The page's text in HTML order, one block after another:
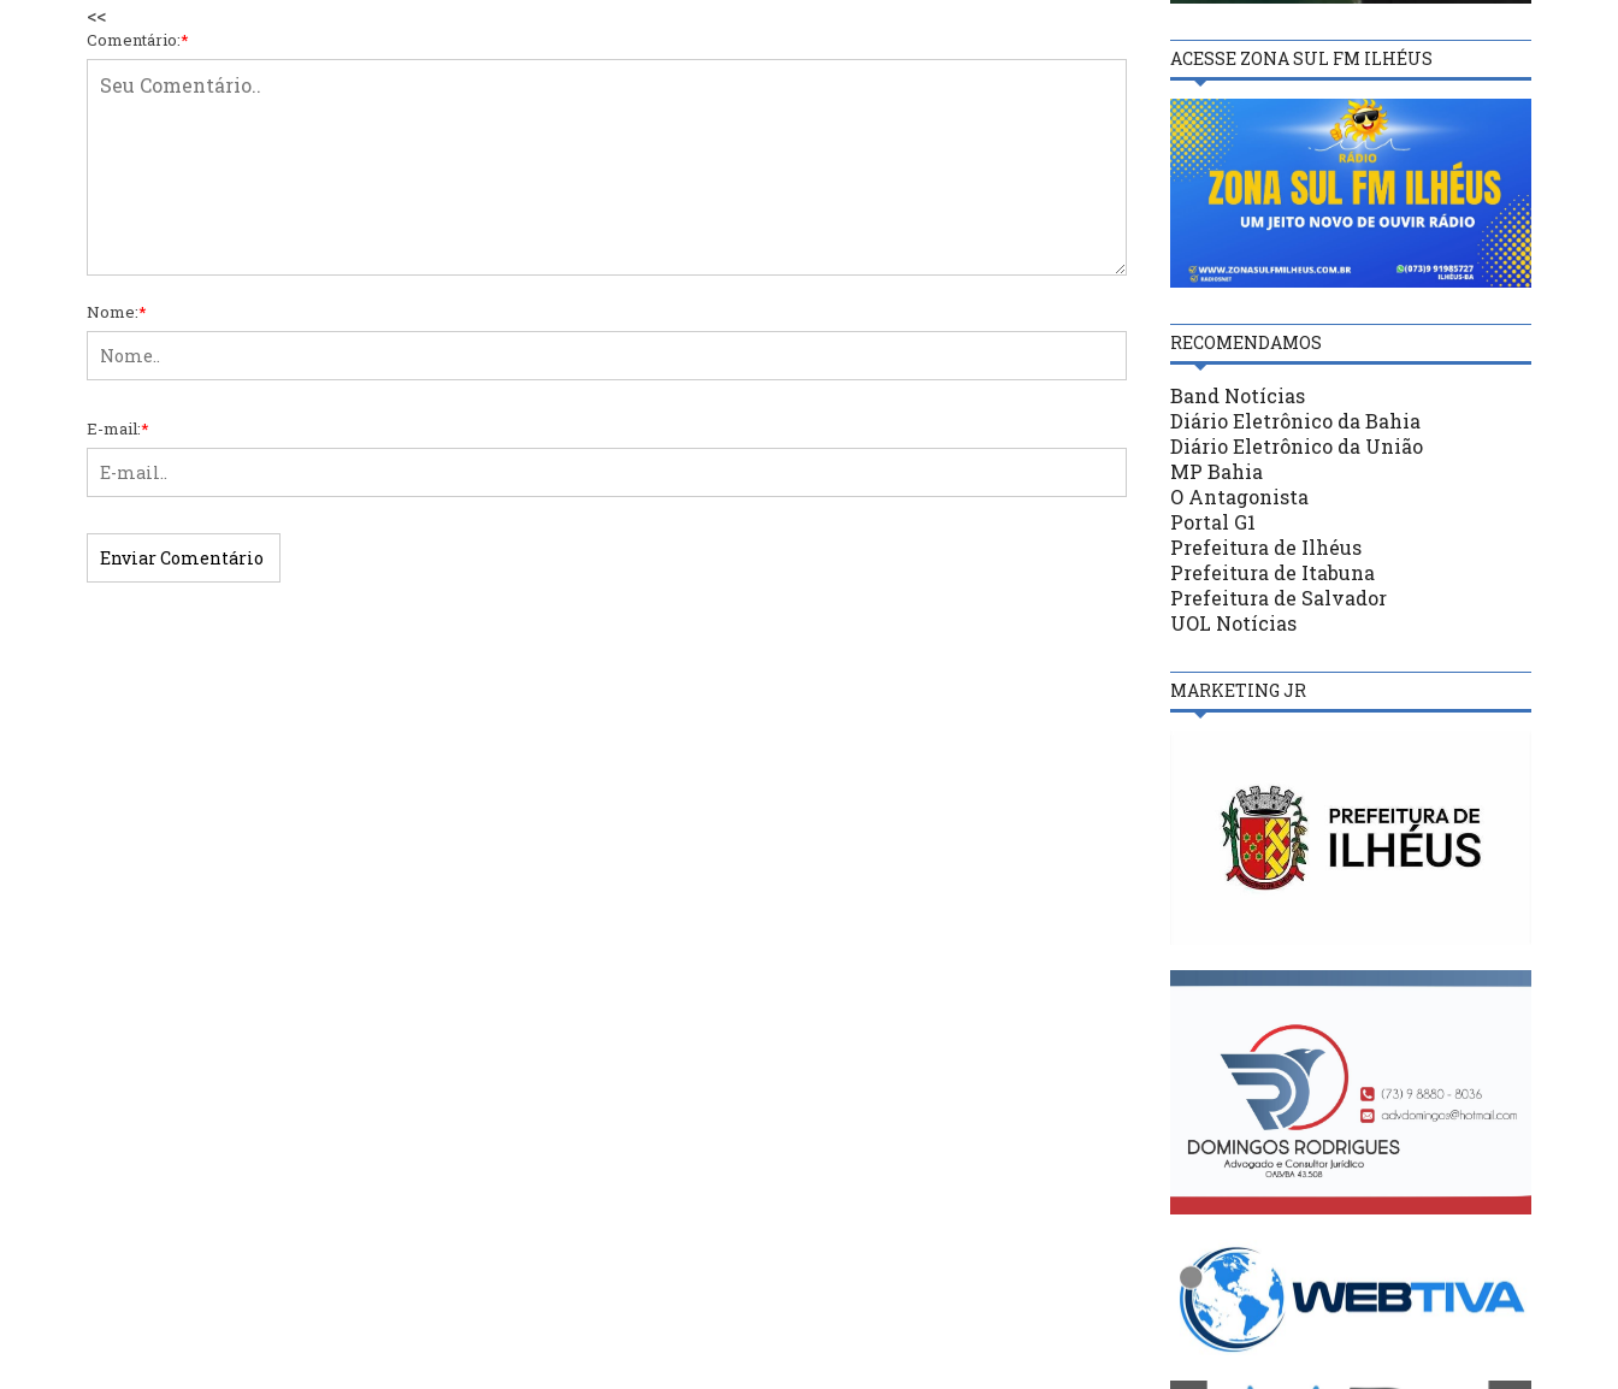
<<
Comentário:*
Nome:*
E-mail:*
ACESSE ZONA SUL FM ILHÉUS
RECOMENDAMOS
Band Notícias
Diário Eletrônico da Bahia
Diário Eletrônico da União
MP Bahia
O Antagonista
Portal G1
Prefeitura de Ilhéus
Prefeitura de Itabuna
Prefeitura de Salvador
UOL Notícias
MARKETING JR